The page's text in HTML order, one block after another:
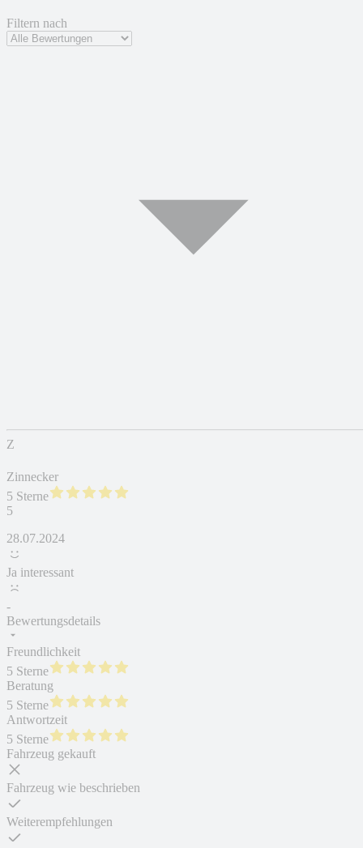
Filtern nach
Z
Zinnecker
5 Sterne
5
28.07.2024
Ja interessant
-
Bewertungsdetails
Freundlichkeit
5 Sterne
Beratung
5 Sterne
Antwortzeit
5 Sterne
Fahrzeug gekauft
Fahrzeug wie beschrieben
Weiterempfehlungen